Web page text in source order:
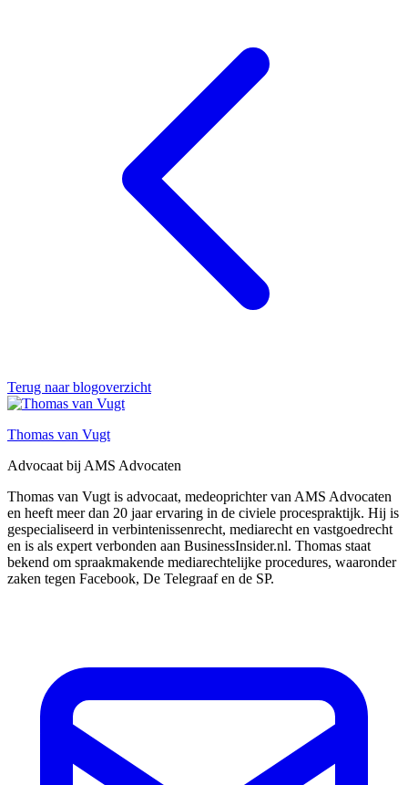
Terug naar blogoverzicht
Thomas van Vugt
Advocaat bij AMS Advocaten
Thomas van Vugt is advocaat, medeoprichter van AMS Advocaten
en heeft meer dan 20 jaar ervaring in de civiele procespraktijk. Hij is
gespecialiseerd in verbintenissenrecht, mediarecht en vastgoedrecht
en is als expert verbonden aan BusinessInsider.nl. Thomas staat
bekend om spraakmakende mediarechtelijke procedures, waaronder
zaken tegen Facebook, De Telegraaf en de SP.